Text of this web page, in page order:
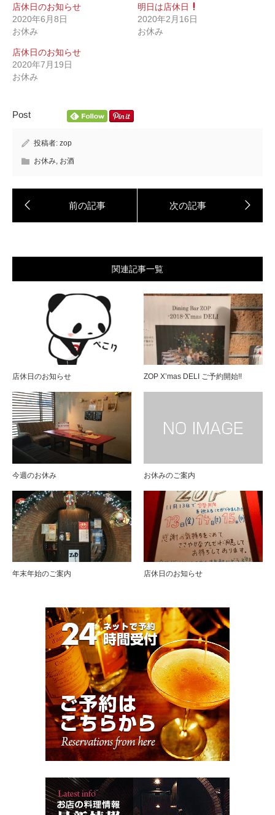
店休日のお知らせ
2020年6月8日
お休み
明日は店休日
2020年2月16日
お休み
店休日のお知らせ
2020年7月19日
お休み
Post
投稿者: zop
お休み, お酒
関連記事一覧
店休日のお知らせ ZOP X’mas DELI ご予約開始!!
今週のお休み お休みのご案内
年末年始のご案内 店休日のお知らせ